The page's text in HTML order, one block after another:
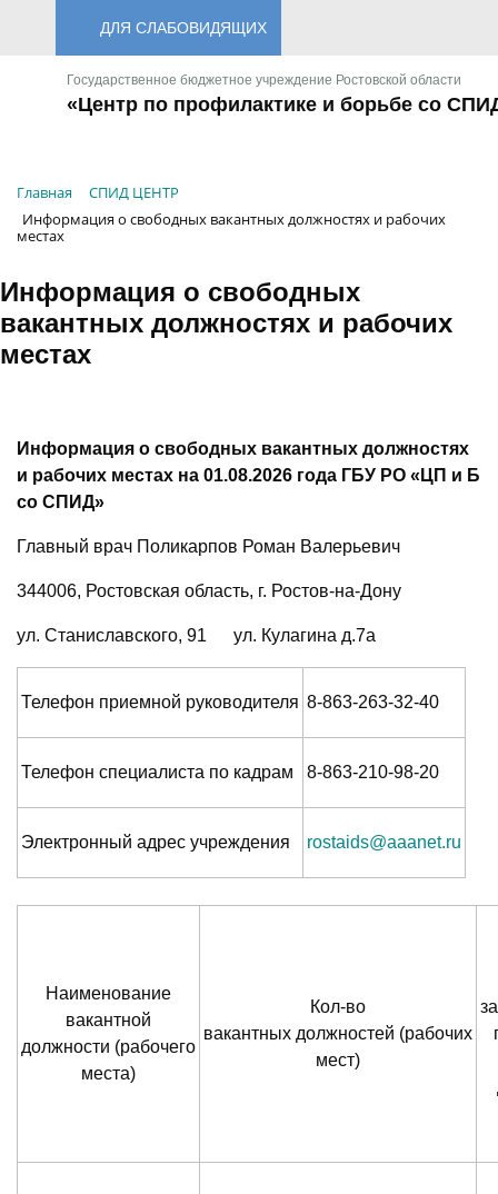
ДЛЯ СЛАБОВИДЯЩИХ
Государственное бюджетное учреждение Ростовской области
«Центр по профилактике и борьбе со
Главная
СПИД ЦЕНТР
Информация о свободных вакантных должностях и рабочих
местах
Информация о свободных
вакантных должностях и рабочих
местах
Информация о свободных вакантных должностях
и рабочих местах на 01.08.2026 года ГБУ РО «ЦП и Б
со СПИД»
Главный врач Поликарпов Роман Валерьевич
344006, Ростовская область, г. Ростов-на-Дону
ул. Станиславского, 91 ул. Кулагина д.7а
Телефон приемной руководителя 8-863-263-32-40
Телефон специалиста по кадрам 8-863-210-98-20
Электронный адрес учреждения rostaids@aaanet.ru
Наименование
вакантной
должности (рабочего
места)
Кол-во
вакантных должностей (рабочих
мест)